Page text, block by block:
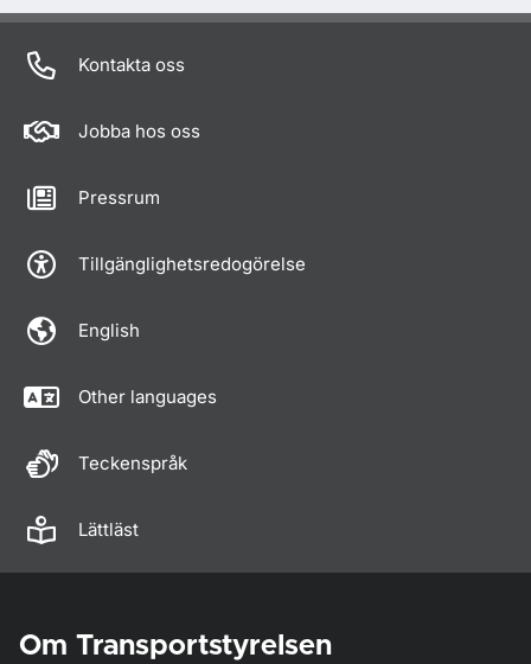
Kontakta oss
Jobba hos oss
Pressrum
Tillgänglighetsredogörelse
English
Other languages
Teckenspråk
Lättläst
Om Transportstyrelsen